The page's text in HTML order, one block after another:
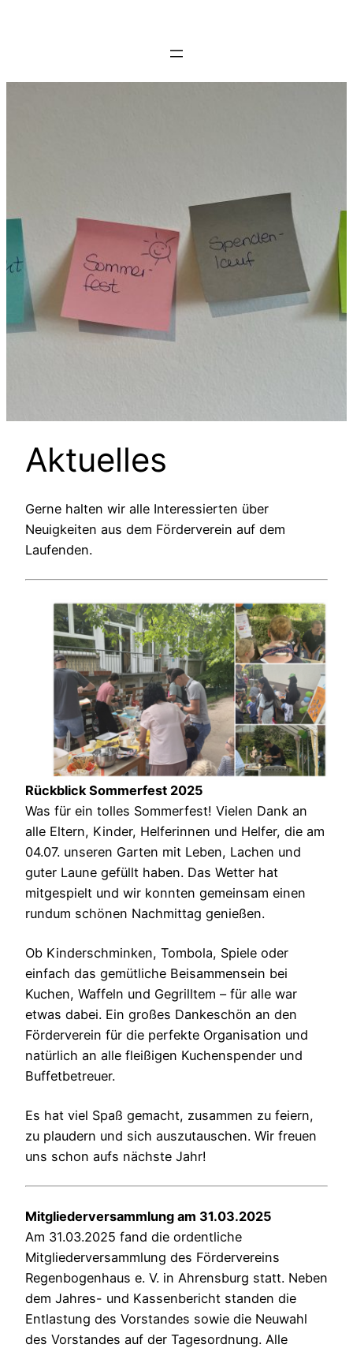
Aktuelles
Gerne halten wir alle Interessierten über
Neuigkeiten aus dem Förderverein auf dem
Laufenden.
Rückblick Sommerfest 2025
Was für ein tolles Sommerfest! Vielen Dank an
alle Eltern, Kinder, Helferinnen und Helfer, die am
04.07. unseren Garten mit Leben, Lachen und
guter Laune gefüllt haben. Das Wetter hat
mitgespielt und wir konnten gemeinsam einen
rundum schönen Nachmittag genießen.
Ob Kinderschminken, Tombola, Spiele oder
einfach das gemütliche Beisammensein bei
Kuchen, Waffeln und Gegrilltem – für alle war
etwas dabei. Ein großes Dankeschön an den
Förderverein für die perfekte Organisation und
natürlich an alle fleißigen Kuchenspender und
Buffetbetreuer.
Es hat viel Spaß gemacht, zusammen zu feiern,
zu plaudern und sich auszutauschen. Wir freuen
uns schon aufs nächste Jahr!
Mitgliederversammlung am 31.03.2025
Am 31.03.2025 fand die ordentliche
Mitgliederversammlung des Fördervereins
Regenbogenhaus e. V. in Ahrensburg statt. Neben
dem Jahres- und Kassenbericht standen die
Entlastung des Vorstandes sowie die Neuwahl
des Vorstandes auf der Tagesordnung. Alle